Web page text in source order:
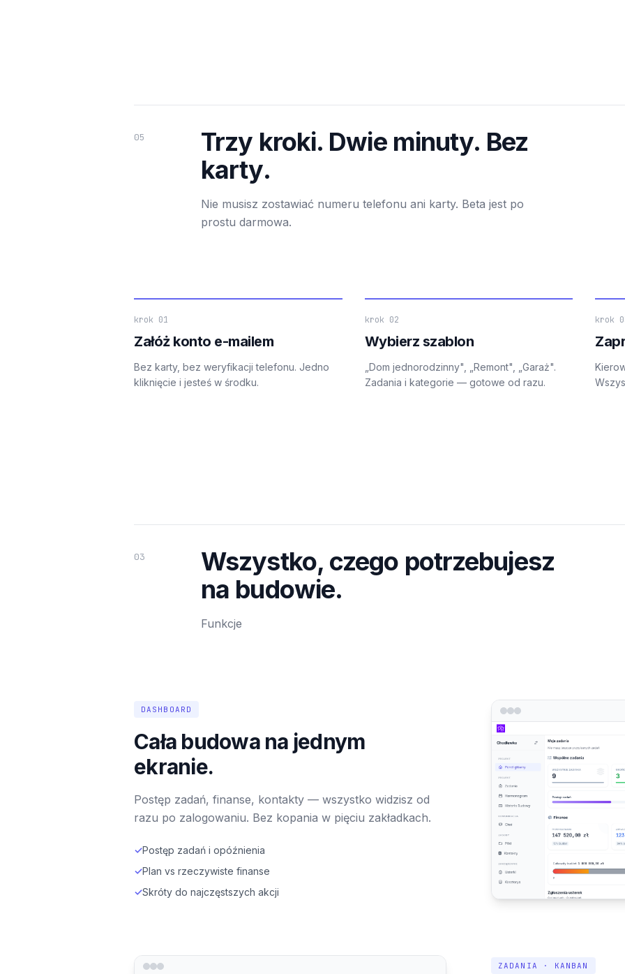
05
Trzy kroki. Dwie minuty. Bez
karty.
Nie musisz zostawiać numeru telefonu ani karty. Beta jest po
prostu darmowa.
krok 01
Załóż konto e-mailem
Bez karty, bez weryfikacji telefonu. Jedno
kliknięcie i jesteś w środku.
krok 02
Wybierz szablon
„Dom jednorodzinny", „Remont", „Garaż".
Zadania i kategorie — gotowe od razu.
krok
03
Wszystko, czego potrzebujesz
na budowie.
Funkcje
DASHBOARD
Cała budowa na jednym
ekranie.
Postęp zadań, finanse, kontakty — wszystko widzisz od
razu po zalogowaniu. Bez kopania w pięciu zakładkach.
✓Postęp zadań i opóźnienia
✓Plan vs rzeczywiste finanse
✓Skróty do najczęstszych akcji
ZADANIA · KANBAN